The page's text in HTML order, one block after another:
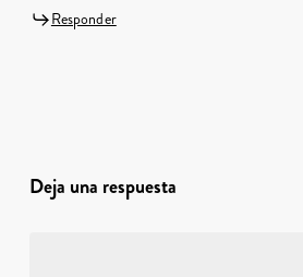
Responder
Deja una respuesta